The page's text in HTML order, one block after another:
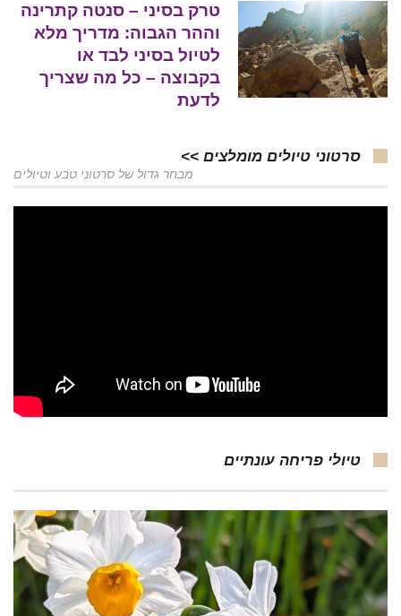
טרק בסיני – סנטה קתרינה
וההר הגבוה: מדריך מלא
לטיול בסיני לבד או
בקבוצה – כל מה שצריך
לדעת
סרטוני טיולים מומלצים >>
מבחר גדול של סרטוני טבע וטיולים
טיולי פריחה עונתיים